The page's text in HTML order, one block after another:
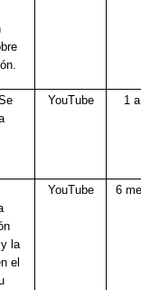
YouTube 1
la
el
YouTube 6